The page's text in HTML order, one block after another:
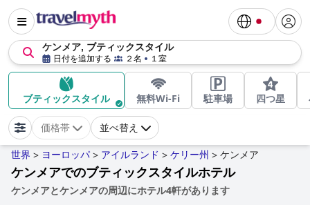
ケンメア, ブティックスタイル
日付を追加する ２名 １室
ブティックスタイル 無料Wi-Fi 駐車場 四つ星
価格帯 並べ替え
世界 > ヨーロッパ > アイルランド > ケリー州 > ケンメア
ケンメアでのブティックスタイルホテル
ケンメアとケンメアの周辺にホテル4軒があります